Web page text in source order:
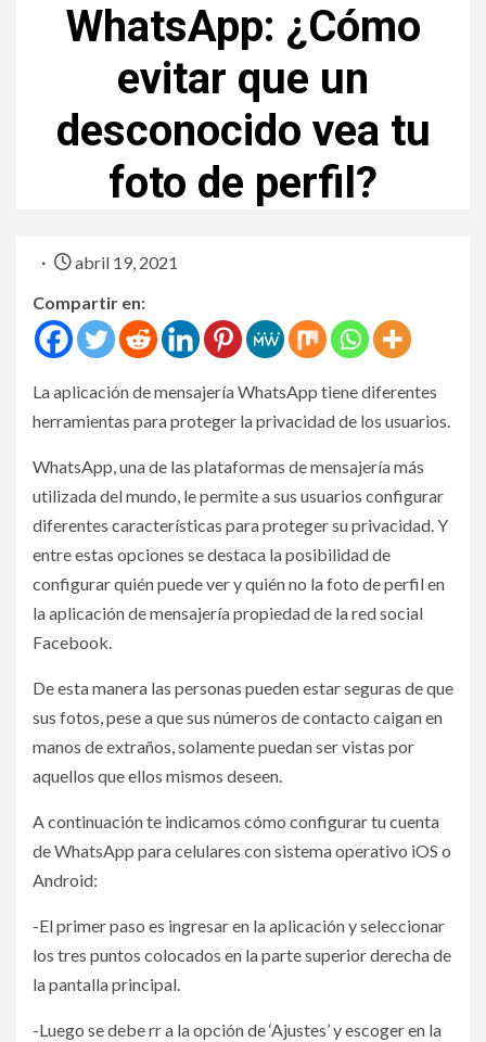
WhatsApp: ¿Cómo
evitar que un
desconocido vea tu
foto de perfil?
abril 19, 2021
Compartir en:
La aplicación de mensajería WhatsApp tiene diferentes
herramientas para proteger la privacidad de los usuarios.
WhatsApp, una de las plataformas de mensajería más
utilizada del mundo, le permite a sus usuarios configurar
diferentes características para proteger su privacidad. Y
entre estas opciones se destaca la posibilidad de
configurar quién puede ver y quién no la foto de perfil en
la aplicación de mensajería propiedad de la red social
Facebook.
De esta manera las personas pueden estar seguras de que
sus fotos, pese a que sus números de contacto caigan en
manos de extraños, solamente puedan ser vistas por
aquellos que ellos mismos deseen.
A continuación te indicamos cómo configurar tu cuenta
de WhatsApp para celulares con sistema operativo iOS o
Android:
-El primer paso es ingresar en la aplicación y seleccionar
los tres puntos colocados en la parte superior derecha de
la pantalla principal.
-Luego se debe rr a la opción de ‘Ajustes’ y escoger en la